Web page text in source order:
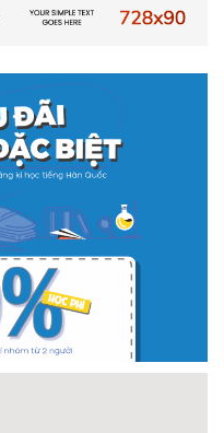
16 điểm, các bạn vẫn hoàn
học tốt nhất và có đầu ra tốt
thông minh – Hướng đến
đang là mục tiêu của rất nhiều
có gần 20 tỉnh, thành phố trên
các đề án về đô thị thông
cao tại Hà Nội và TP Hồ
nghệ mới nhất tại Châu Âu
được tổ chức bởi HOUSELINK
Khách sạn Pan Pacific, Hà Nội